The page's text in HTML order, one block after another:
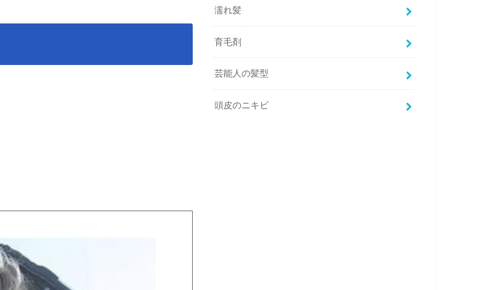
濡れ髪
育毛剤
芸能人の髪型
頭皮のニキビ